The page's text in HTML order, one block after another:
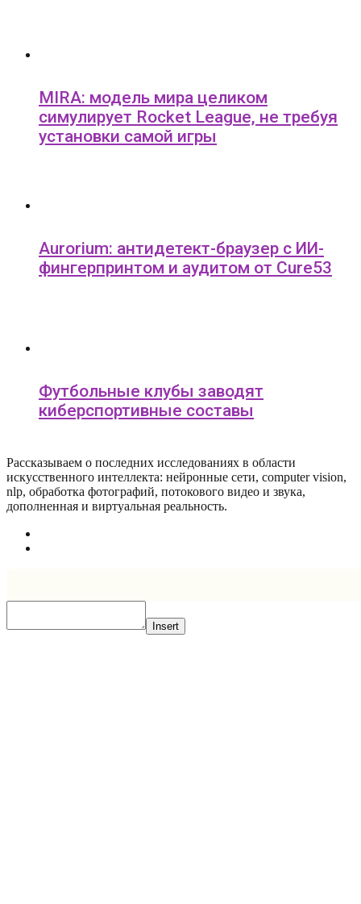
MIRA: модель мира целиком
симулирует Rocket League, не требуя
установки самой игры
Aurorium: антидетект-браузер с ИИ-
фингерпринтом и аудитом от Cure53
Футбольные клубы заводят
киберспортивные составы
Рассказываем о последних исследованиях в области
искусcтвенного интеллекта: нейронные сети, computer vision,
nlp, обработка фотографий, потокового видео и звука,
дополненная и виртуальная реальность.
Insert